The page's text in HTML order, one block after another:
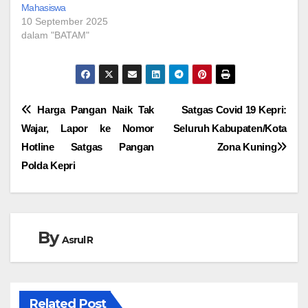
Mahasiswa
10 September 2025
dalam "BATAM"
Navigasi
pos
Satgas Covid 19 Kepri:
Seluruh Kabupaten/Kota
Zona Kuning
Harga Pangan Naik Tak
Wajar, Lapor ke Nomor
Hotline Satgas Pangan
Polda Kepri
ByAsrul R
Related Post